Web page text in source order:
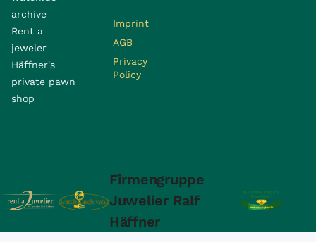
archive
Rent a
jeweler
Häffner's
private pawn
shop
Imprint
AGB
Privacy
Policy
Firmengruppe
Juwelier Ralf
Häffner